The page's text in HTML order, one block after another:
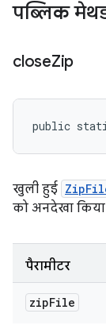
पब्लिक
closeZip
public
खुली हुई
को अनदेखा किया
पैरामीटर
zipFile